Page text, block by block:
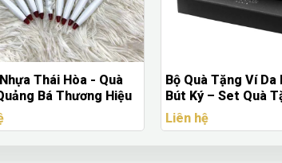
Bộ Quà Tặng Ví Da Nam Kèm
Bút Ký – Set Quà Tặng Cao
Cấp Trong Hộp
Liên hệ
Gối Ôm Kèm
Logo Theo
Nghiệp –
Liên hệ